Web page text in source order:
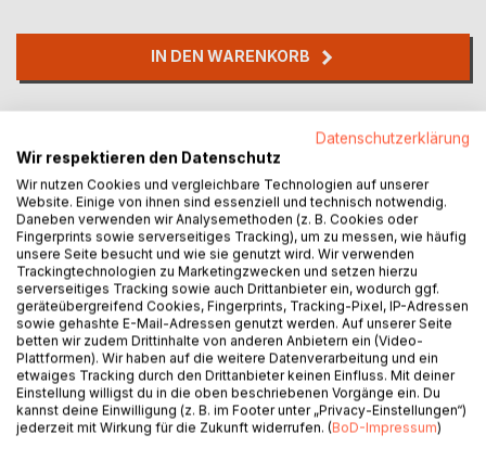
IN DEN WARENKORB
BESCHREIBUNG
Fotografieren, sowie in der Natur wandern, ist meine
Leidenschaft! Dementsprechend bekomme ich
beeindruckende und außergewöhnliche, aber
insbesondere (Vor allem) natürliche, unberührte Gefilde
Datenschutzerklärung
Wir respektieren den Datenschutz
Wir nutzen Cookies und vergleichbare Technologien auf unserer
Website. Einige von ihnen sind essenziell und technisch notwendig.
Daneben verwenden wir Analysemethoden (z. B. Cookies oder
Fingerprints sowie serverseitiges Tracking), um zu messen, wie häufig
unsere Seite besucht und wie sie genutzt wird. Wir verwenden
Trackingtechnologien zu Marketingzwecken und setzen hierzu
serverseitiges Tracking sowie auch Drittanbieter ein, wodurch ggf.
geräteübergreifend Cookies, Fingerprints, Tracking-Pixel, IP-Adressen
sowie gehashte E-Mail-Adressen genutzt werden. Auf unserer Seite
betten wir zudem Drittinhalte von anderen Anbietern ein (Video-
Plattformen). Wir haben auf die weitere Datenverarbeitung und ein
etwaiges Tracking durch den Drittanbieter keinen Einfluss. Mit deiner
Einstellung willigst du in die oben beschriebenen Vorgänge ein. Du
kannst deine Einwilligung (z. B. im Footer unter „Privacy-Einstellungen“)
jederzeit mit Wirkung für die Zukunft widerrufen. (BoD-Impressum)